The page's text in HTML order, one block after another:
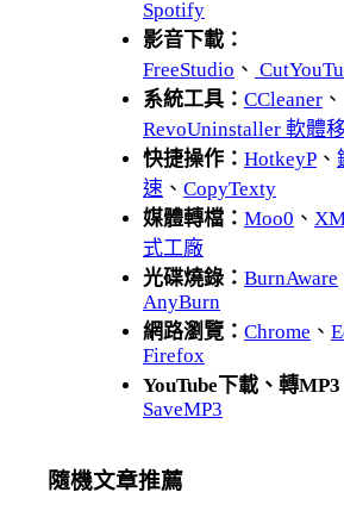
Spotify
影音下載：
FreeStudio 、
系統工具： CCleaner 、
RevoUninstaller 軟體
快捷操作： HotkeyP 、
速 、 CopyTexty
媒體轉檔： Moo0 、
式工廠
光碟燒錄： BurnAware
AnyBurn
網路瀏覽： Chrome 、
Firefox
YouTube下載、轉MP3
SaveMP3
隨機文章推薦